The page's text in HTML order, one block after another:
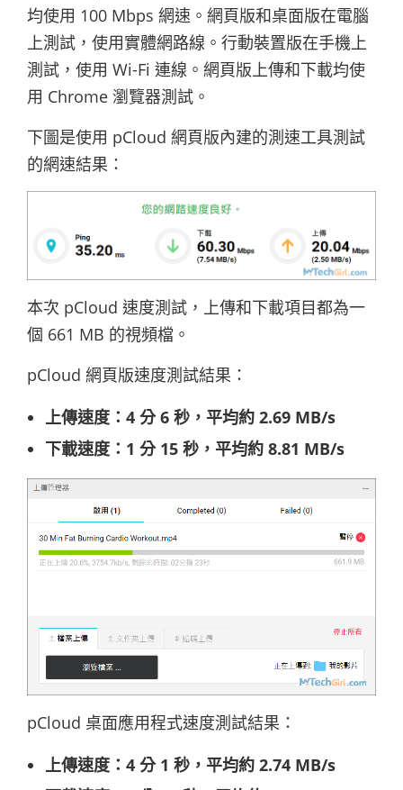
均使用 100 Mbps 網速。網頁版和桌面版在電腦
上測試，使用實體網路線。行動裝置版在手機上
測試，使用 Wi-Fi 連線。網頁版上傳和下載均使
用 Chrome 瀏覽器測試。
下圖是使用 pCloud 網頁版內建的測速工具測試
的網速結果：
本次 pCloud 速度測試，上傳和下載項目都為一
個 661 MB 的視頻檔。
pCloud 網頁版速度測試結果：
上傳速度：4 分 6 秒，平均約 2.69 MB/s
下載速度：1 分 15 秒，平均約 8.81 MB/s
pCloud 桌面應用程式速度測試結果：
上傳速度：4 分 1 秒，平均約 2.74 MB/s